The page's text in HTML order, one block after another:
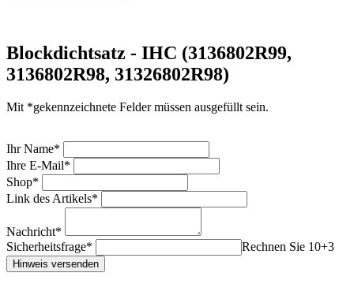
Blockdichtsatz - IHC (3136802R99,
3136802R98, 31326802R98)
Mit *gekennzeichnete Felder müssen ausgefüllt sein.
Ihr Name*
Ihre E-Mail*
Shop*
Link des Artikels*
Nachricht*
Sicherheitsfrage*
Rechnen Sie 10+3